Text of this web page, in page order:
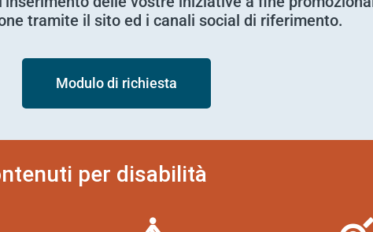
tramite il sito ed i canali social di riferimento.
Modulo di richiesta
per disabilità